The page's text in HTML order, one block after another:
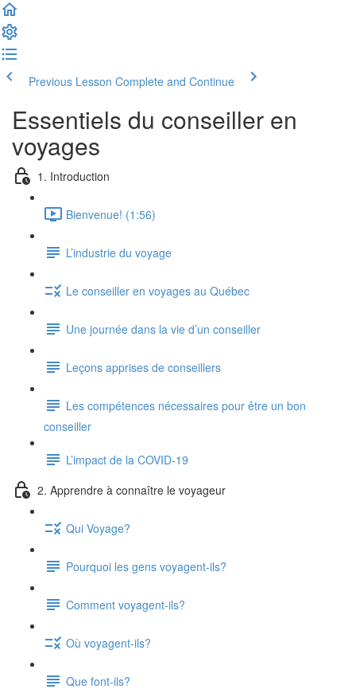
Previous Lesson Complete and Continue
Essentiels du conseiller en
voyages
1. Introduction
Bienvenue! (1:56)
L’industrie du voyage
Le conseiller en voyages au Québec
Une journée dans la vie d’un conseiller
Leçons apprises de conseillers
Les compétences nécessaires pour être un bon
conseiller
L’impact de la COVID-19
2. Apprendre à connaître le voyageur
Qui Voyage?
Pourquoi les gens voyagent-ils?
Comment voyagent-ils?
Où voyagent-ils?
Que font-ils?